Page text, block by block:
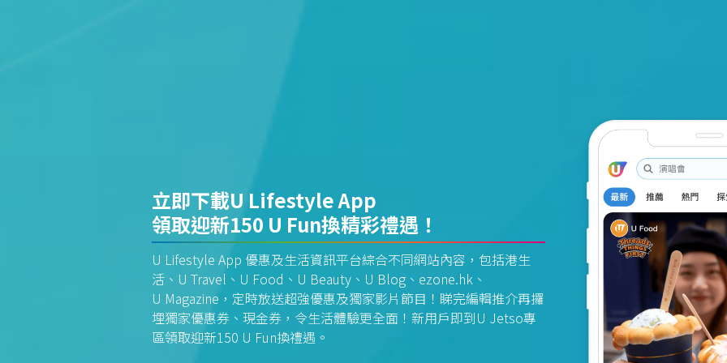
立即下載U Lifestyle App
領取迎新150 U Fun換精彩禮遇！
U Lifestyle App 優惠及生活資訊平台綜合不同網站內容，包括港生
活、U Travel、U Food、U Beauty、U Blog、ezone.hk、
U Magazine，定時放送超強優惠及獨家影片節目！睇完編輯推介再攞
埋獨家優惠券、現金券，令生活體驗更全面！新用戶即到U Jetso專
區領取迎新150 U Fun換禮遇。